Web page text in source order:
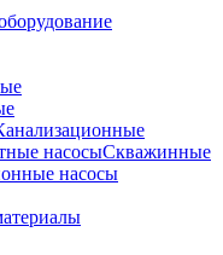
насосыСкважинные
насосы